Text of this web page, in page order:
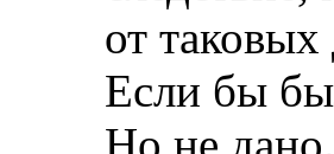
от таковых
Если бы